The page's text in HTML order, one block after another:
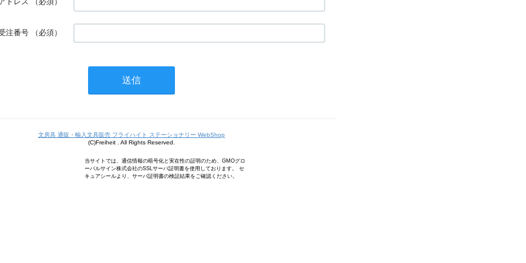
注番号 （必須）
文房具 通販・輸入文具販売 フライハイト ステーショナリー WebShop
(C)Freiheit . All Rights Reserved.
当サイトでは、通信情報の暗号化と実在性の証明のため、GMOグロ
ーバルサイン株式会社のSSLサーバ証明書を使用しております。 セ
キュアシールより、サーバ証明書の検証結果をご確認ください。